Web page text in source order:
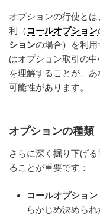
オプションの行使と
利（ コールオプション
ションの場合）を利
はオプション取引の
を理解することが、
可能性があります。
オプションの種類
さらに深く掘り下げ
ることが重要です：
コールオプション
らかじめ決めら